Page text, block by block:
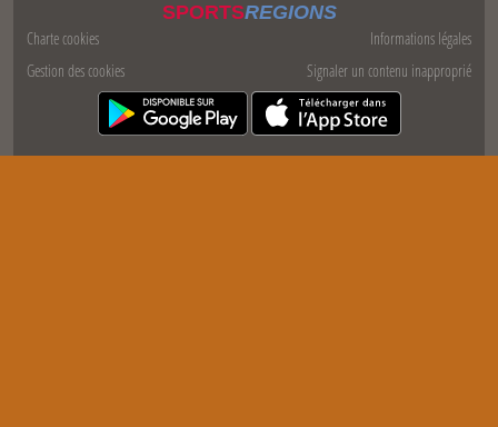
SPORTSREGIONS
Charte cookies
Gestion des cookies
Informations légales
Signaler un contenu inapproprié